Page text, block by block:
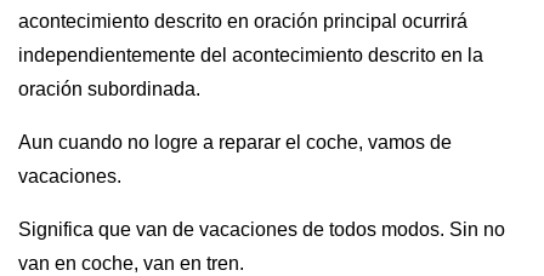
acontecimiento descrito en oración principal ocurrirá
independientemente del acontecimiento descrito en la
oración subordinada.
Aun cuando no logre a reparar el coche, vamos de
vacaciones.
Significa que van de vacaciones de todos modos. Sin no
van en coche, van en tren.